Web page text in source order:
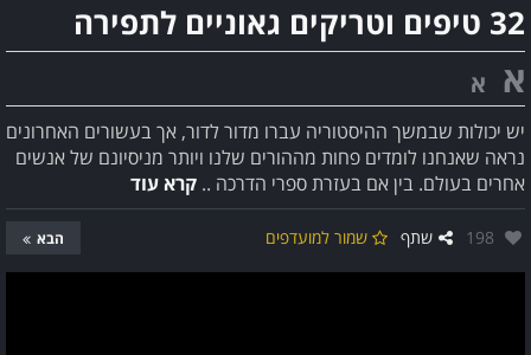
32 טיפים וטריקים גאוניים לתפירה
א א
יש יכולות שבמשך ההיסטוריה עברו מדור לדור, אך בעשורים האחרונים
נראה שאנחנו לומדים פחות מההורים שלנו ויותר מניסיונם של אנשים
אחרים בעולם. בין אם בעזרת ספרי הדרכה .. קרא עוד
אהבו:
198 שתף שמור למועדפים הבא